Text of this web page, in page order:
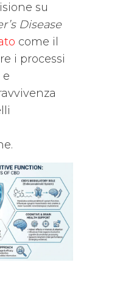
su
Disease
come il
i processi